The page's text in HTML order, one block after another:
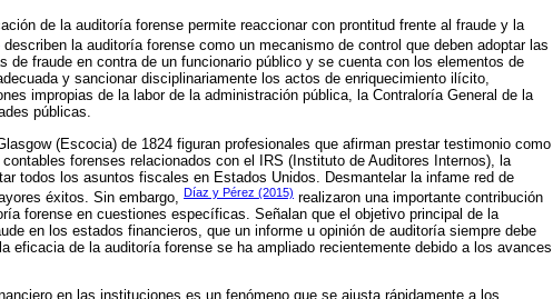
de la auditoría forense permite reaccionar con prontitud frente al fraude y la
describen la auditoría forense como un mecanismo de control que deben adoptar las
de fraude en contra de un funcionario público y se cuenta con los elementos de
y sancionar disciplinariamente los actos de enriquecimiento ilícito,
impropias de la labor de la administración pública, la Contraloría General de la
públicas.
(Escocia) de 1824 figuran profesionales que afirman prestar testimonio como
forenses relacionados con el IRS (Instituto de Auditores Internos), la
todos los asuntos fiscales en Estados Unidos. Desmantelar la infame red de
éxitos. Sin embargo, Díaz y Pérez (2015) realizaron una importante contribución
forense en cuestiones específicas. Señalan que el objetivo principal de la
en los estados financieros, que un informe u opinión de auditoría siempre debe
eficacia de la auditoría forense se ha ampliado recientemente debido a los avances
en las instituciones es un fenómeno que se ajusta rápidamente a los